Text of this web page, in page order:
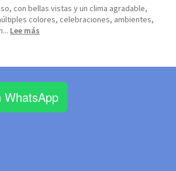
con bellas vistas y un clima agradable,
colores, celebraciones, ambientes,
Lee más
Guatemala.
WhatsApp